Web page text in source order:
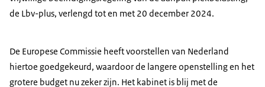
de Lbv-plus, verlengd tot en met 20 december 2024.
De Europese Commissie heeft voorstellen van Nederland
hiertoe goedgekeurd, waardoor de langere openstelling en het
grotere budget nu zeker zijn. Het kabinet is blij met de